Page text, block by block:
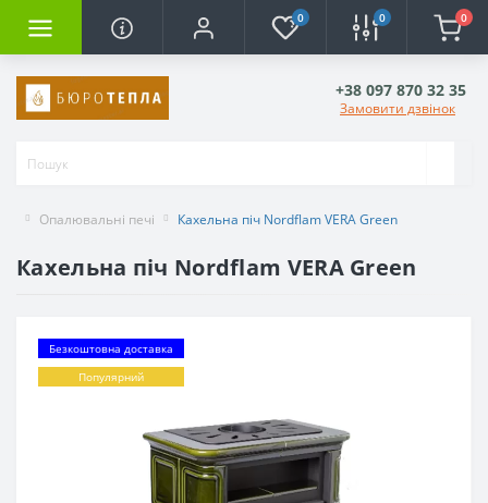
0 0 0
+38 097 870 32 35
Замовити дзвінок
Опалювальні печі Кахельна піч Nordflam VERA Green
Кахельна піч Nordflam VERA Green
Безкоштовна доставка
Популярний